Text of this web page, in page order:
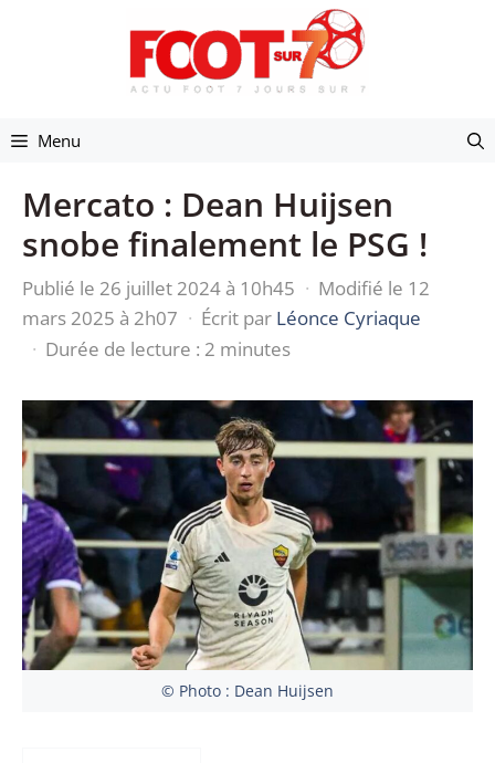
Menu
Mercato : Dean Huijsen
snobe finalement le PSG !
Publié le 26 juillet 2024 à 10h45 · Modifié le 12
mars 2025 à 2h07 · Écrit par Léonce Cyriaque
· Durée de lecture : 2 minutes
© Photo : Dean Huijsen